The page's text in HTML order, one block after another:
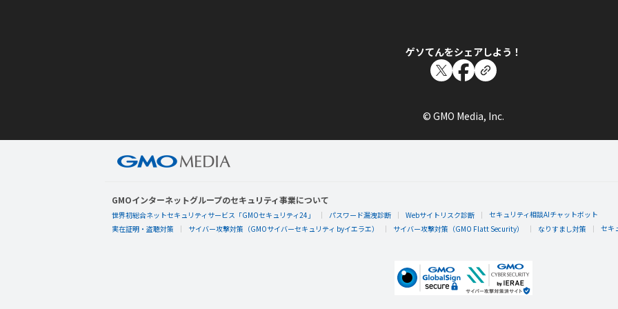
ネリゾナさんがレベル13「パラグライダー」
ネリゾナさんが「ブレイブリーデフォルト プレ
を手に入れた！
ゲソてんをシェアしよう！
© GMO Media, Inc.
GMOインターネットグループのセキュリティ事業について
世界初総合ネットセキュリティサービス「GMOセキュリティ24」 パスワード漏洩診断 Webサイトリスク診断
セキュリティ相談AIチャットボット
実在証明・盗聴対策
サイバー攻撃対策（GMOサイバーセキュリティ byイエラエ） サイバー攻撃対策（GMO Flatt Security） なりすまし対策 セキ